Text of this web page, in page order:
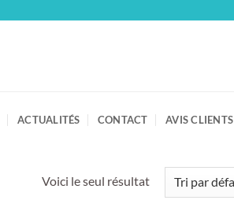
ACTUALITÉS CONTACT AVIS CLIENTS
Voici le seul résultat